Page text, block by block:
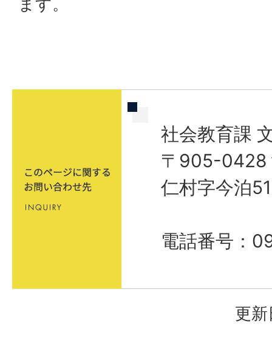
社会教育課
〒905-0428
仁村字今泊
電話番号：
更